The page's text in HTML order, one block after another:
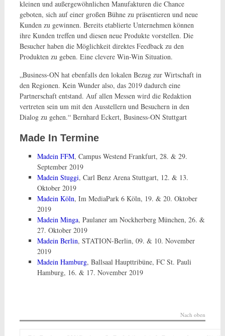
kleinen und außergewöhnlichen Manufakturen die Chance
geboten, sich auf einer großen Bühne zu präsentieren und neue
Kunden zu gewinnen. Bereits etablierte Unternehmen können
ihre Kunden treffen und diesen neue Produkte vorstellen. Die
Besucher haben die Möglichkeit direktes Feedback zu den
Produkten zu geben. Eine clevere Win-Win Situation.
„Business-ON hat ebenfalls den lokalen Bezug zur Wirtschaft in
den Regionen. Kein Wunder also, das 2019 dadurch eine
Partnerschaft entstand. Auf allen Messen wird die Redaktion
vertreten sein um mit den Ausstellern und Besuchern in den
Dialog zu gehen.“ Bernhard Eckert, Business-ON Stuttgart
Made In Termine
Madein FFM, Campus Westend Frankfurt, 28. & 29.
September 2019
Madein Stuggi, Carl Benz Arena Stuttgart, 12. & 13.
Oktober 2019
Madein Köln, Im MediaPark 6 Köln, 19. & 20. Oktober
2019
Madein Minga, Paulaner am Nockherberg München, 26. &
27. Oktober 2019
Madein Berlin, STATION-Berlin, 09. & 10. November
2019
Madein Hamburg, Ballsaal Haupttribüne, FC St. Pauli
Hamburg, 16. & 17. November 2019
Nach oben